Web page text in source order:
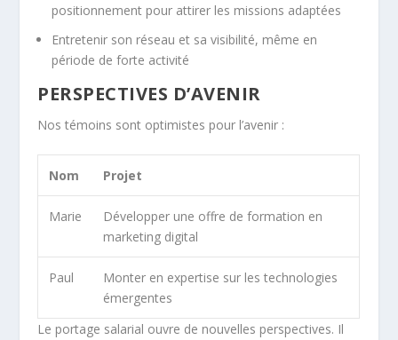
positionnement pour attirer les missions adaptées
Entretenir son réseau et sa visibilité, même en
période de forte activité
PERSPECTIVES D’AVENIR
Nos témoins sont optimistes pour l’avenir :
Nom Projet
Marie
Développer une offre de formation en
marketing digital
Paul
Monter en expertise sur les technologies
émergentes
Le portage salarial ouvre de nouvelles perspectives. Il